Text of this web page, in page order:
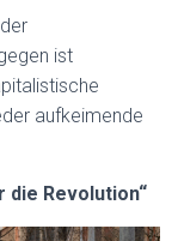
ist
aufkeimende
die Revolution“